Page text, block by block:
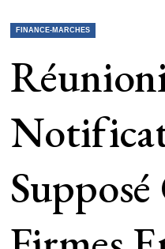
FINANCE-MARCHES